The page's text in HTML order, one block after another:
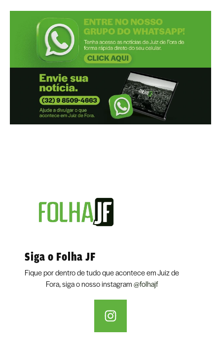
Siga o Folha JF
Fique por dentro de tudo que acontece em Juiz de
Fora, siga o nosso instagram@folhajf